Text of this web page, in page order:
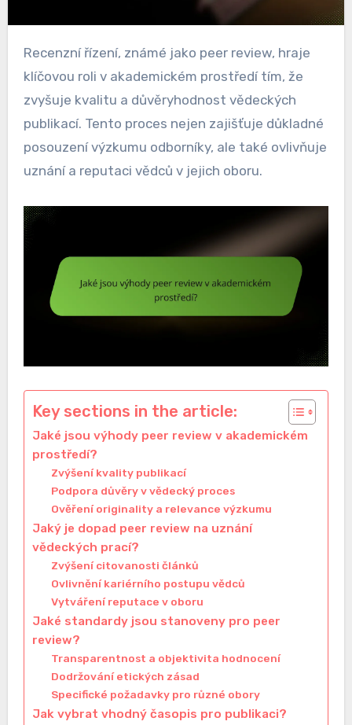
Recenzní řízení, známé jako peer review, hraje
klíčovou roli v akademickém prostředí tím, že
zvyšuje kvalitu a důvěryhodnost vědeckých
publikací. Tento proces nejen zajišťuje důkladné
posouzení výzkumu odborníky, ale také ovlivňuje
uznání a reputaci vědců v jejich oboru.
Key sections in the article:
Jaké jsou výhody peer review v akademickém
prostředí?
Zvýšení kvality publikací
Podpora důvěry v vědecký proces
Ověření originality a relevance výzkumu
Jaký je dopad peer review na uznání
vědeckých prací?
Zvýšení citovanosti článků
Ovlivnění kariérního postupu vědců
Vytváření reputace v oboru
Jaké standardy jsou stanoveny pro peer
review?
Transparentnost a objektivita hodnocení
Dodržování etických zásad
Specifické požadavky pro různé obory
Jak vybrat vhodný časopis pro publikaci?